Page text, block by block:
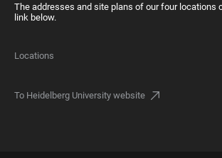
The addresses and site plans of our four locations
link below.
Locations
To Heidelberg University website